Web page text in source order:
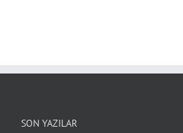
SON YAZILAR